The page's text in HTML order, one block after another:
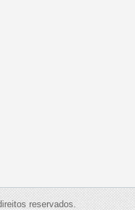
reservados.